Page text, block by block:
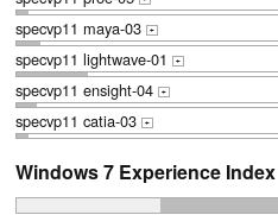
specvp11 maya-03 +
specvp11 lightwave-01 +
specvp11 ensight-04 +
specvp11 catia-03 +
Windows 7 Experience Index